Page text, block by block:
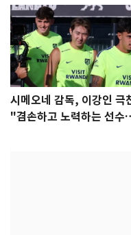
시메오네 감독, 이강인 극
"겸손하고 노력하는 선